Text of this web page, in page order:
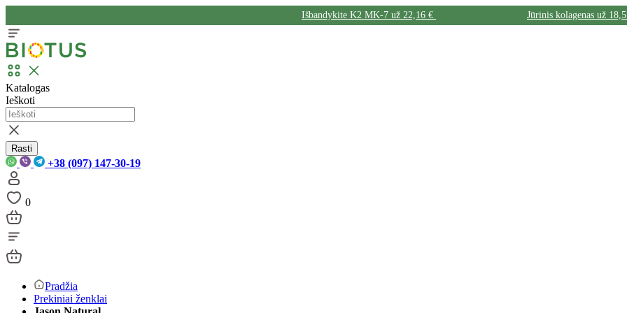
Išbandykite K2 MK-7 už 22,16 € Jūrinis kolagenas už
Katalogas
Ieškoti
Rasti
+38 (097) 147-30-19
0
Pradžia
Prekiniai ženklai